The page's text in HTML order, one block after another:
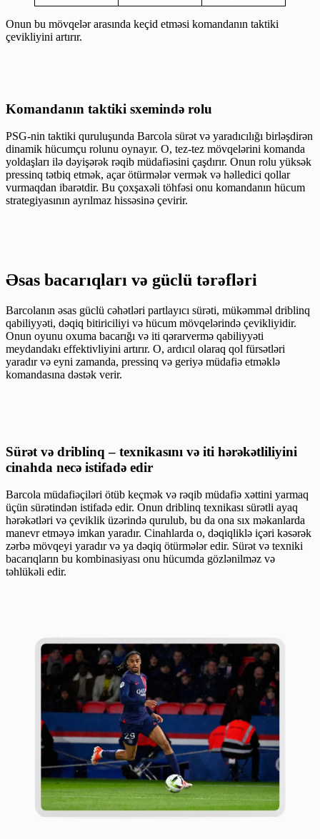
Onun bu mövqelər arasında keçid etməsi komandanın taktiki
çevikliyini artırır.
Komandanın taktiki sxemində rolu
PSG-nin taktiki quruluşunda Barcola sürət və yaradıcılığı birləşdirən
dinamik hücumçu rolunu oynayır. O, tez-tez mövqelərini komanda
yoldaşları ilə dəyişərək rəqib müdafiəsini çaşdırır. Onun rolu yüksək
pressinq tətbiq etmək, açar ötürmələr vermək və həlledici qollar
vurmaqdan ibarətdir. Bu çoxşaxəli töhfəsi onu komandanın hücum
strategiyasının ayrılmaz hissəsinə çevirir.
Əsas bacarıqları və güclü tərəfləri
Barcolanın əsas güclü cəhətləri partlayıcı sürəti, mükəmməl driblinq
qabiliyyəti, dəqiq bitiriciliyi və hücum mövqelərində çevikliyidir.
Onun oyunu oxuma bacarığı və iti qərarvermə qabiliyyəti
meydandakı effektivliyini artırır. O, ardıcıl olaraq qol fürsətləri
yaradır və eyni zamanda, pressinq və geriyə müdafiə etməklə
komandasına dəstək verir.
Sürət və driblinq – texnikasını və iti hərəkətliliyini
cinahda necə istifadə edir
Barcola müdafiəçiləri ötüb keçmək və rəqib müdafiə xəttini yarmaq
üçün sürətindən istifadə edir. Onun driblinq texnikası sürətli ayaq
hərəkətləri və çeviklik üzərində qurulub, bu da ona sıx məkanlarda
manevr etməyə imkan yaradır. Cinahlarda o, dəqiqliklə içəri kəsərək
zərbə mövqeyi yaradır və ya dəqiq ötürmələr edir. Sürət və texniki
bacarıqların bu kombinasiyası onu hücumda gözlənilməz və
təhlükəli edir.